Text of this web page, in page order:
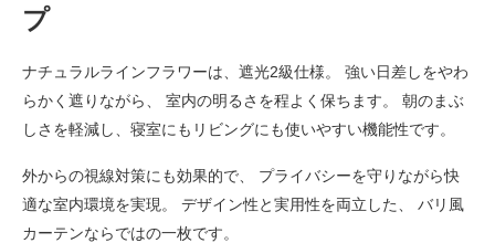
プ
ナチュラルラインフラワーは、遮光2級仕様。 強い日差しをやわ
らかく遮りながら、 室内の明るさを程よく保ちます。 朝のまぶ
しさを軽減し、寝室にもリビングにも使いやすい機能性です。
外からの視線対策にも効果的で、 プライバシーを守りながら快
適な室内環境を実現。 デザイン性と実用性を両立した、 バリ風
カーテンならではの一枚です。